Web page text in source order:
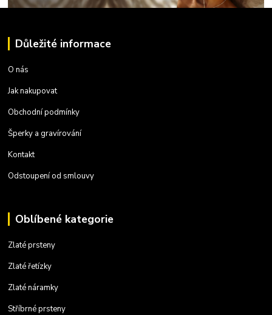
Důležité informace
O nás
Jak nakupovat
Obchodní podmínky
Šperky a gravírování
Kontakt
Odstoupení od smlouvy
Oblíbené kategorie
Zlaté prsteny
Zlaté řetízky
Zlaté náramky
Stříbrné prsteny